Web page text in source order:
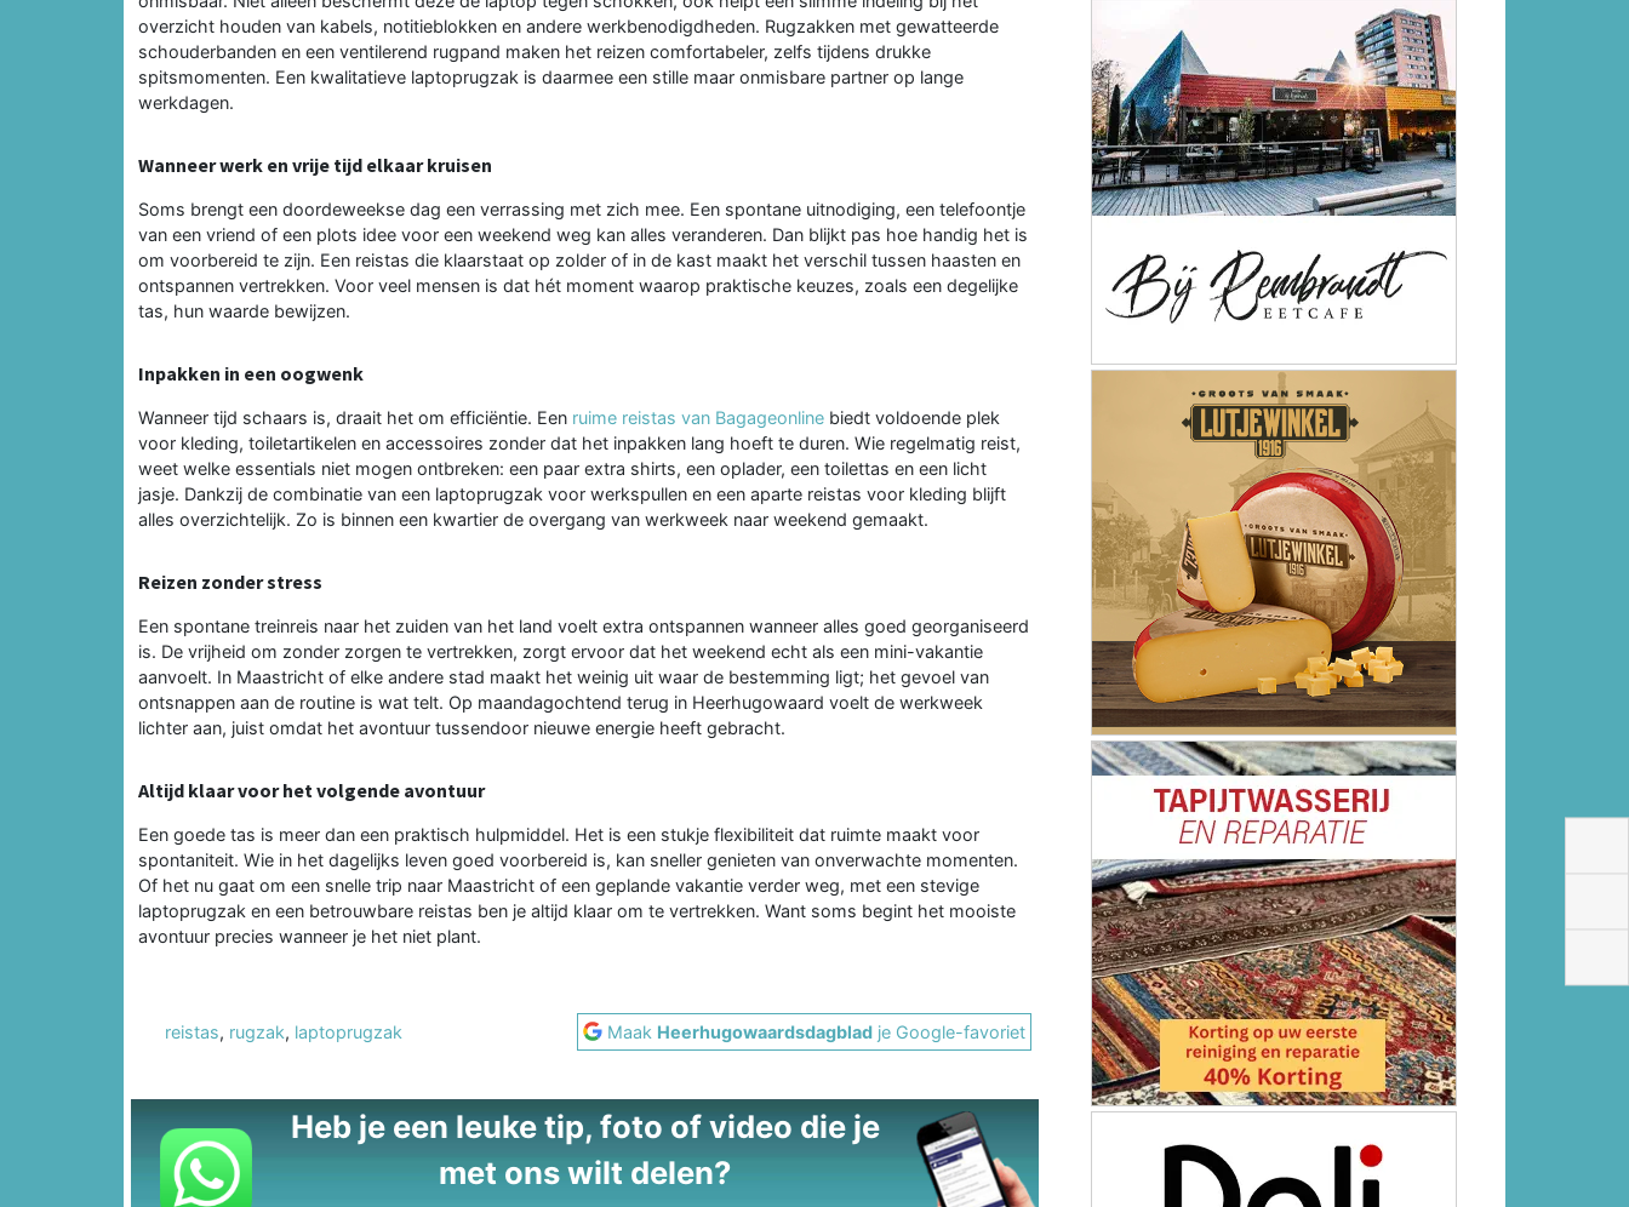
overzicht houden van kabels, notitieblokken en andere werkbenodigdheden. Rugzakken met gewatteerde
schouderbanden en een ventilerend rugpand maken het reizen comfortabeler, zelfs tijdens drukke
spitsmomenten. Een kwalitatieve laptoprugzak is daarmee een stille maar onmisbare partner op lange
werkdagen.
Wanneer werk en vrije tijd elkaar kruisen
Soms brengt een doordeweekse dag een verrassing met zich mee. Een spontane uitnodiging, een telefoontje
van een vriend of een plots idee voor een weekend weg kan alles veranderen. Dan blijkt pas hoe handig het is
om voorbereid te zijn. Een reistas die klaarstaat op zolder of in de kast maakt het verschil tussen haasten en
ontspannen vertrekken. Voor veel mensen is dat hét moment waarop praktische keuzes, zoals een degelijke
tas, hun waarde bewijzen.
Inpakken in een oogwenk
Wanneer tijd schaars is, draait het om efficiëntie. Een ruime reistas van Bagageonline biedt voldoende plek
voor kleding, toiletartikelen en accessoires zonder dat het inpakken lang hoeft te duren. Wie regelmatig reist,
weet welke essentials niet mogen ontbreken: een paar extra shirts, een oplader, een toilettas en een licht
jasje. Dankzij de combinatie van een laptoprugzak voor werkspullen en een aparte reistas voor kleding blijft
alles overzichtelijk. Zo is binnen een kwartier de overgang van werkweek naar weekend gemaakt.
Reizen zonder stress
Een spontane treinreis naar het zuiden van het land voelt extra ontspannen wanneer alles goed georganiseerd
is. De vrijheid om zonder zorgen te vertrekken, zorgt ervoor dat het weekend echt als een mini-vakantie
aanvoelt. In Maastricht of elke andere stad maakt het weinig uit waar de bestemming ligt; het gevoel van
ontsnappen aan de routine is wat telt. Op maandagochtend terug in Heerhugowaard voelt de werkweek
lichter aan, juist omdat het avontuur tussendoor nieuwe energie heeft gebracht.
Altijd klaar voor het volgende avontuur
Een goede tas is meer dan een praktisch hulpmiddel. Het is een stukje flexibiliteit dat ruimte maakt voor
spontaniteit. Wie in het dagelijks leven goed voorbereid is, kan sneller genieten van onverwachte momenten.
Of het nu gaat om een snelle trip naar Maastricht of een geplande vakantie verder weg, met een stevige
laptoprugzak en een betrouwbare reistas ben je altijd klaar om te vertrekken. Want soms begint het mooiste
avontuur precies wanneer je het niet plant.
reistas, rugzak, laptoprugzak Maak Heerhugowaardsdagblad je Google-favoriet
Heb je een leuke tip, foto of video die je
met ons wilt delen?